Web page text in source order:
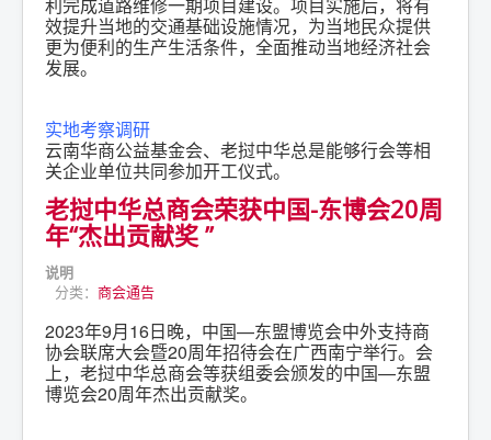
效提升当地的交通基础设施情况，为当地民众提供
更为便利的生产生活条件，全面推动当地经济社会
发展。
实地考察调研
云南华商公益基金会、老挝中华总是能够行会等相
关企业单位共同参加开工仪式。
老挝中华总商会荣获中国-东博会20周
年“杰出贡献奖 ”
说明
分类： 商会通告
2023年9月16日晚，中国—东盟博览会中外支持商
协会联席大会暨20周年招待会在广西南宁举行。会
上，老挝中华总商会等获组委会颁发的中国—东盟
博览会20周年杰出贡献奖。